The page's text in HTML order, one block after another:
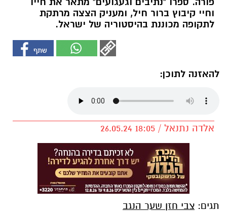
וחיי קיבוץ ברור חיל, ומעניק הצצה מרתקת
לתקופה מכוננת בהיסטוריה של ישראל.
להאזנה לתוכן:
אלדה נתנאל / 18:05 26.05.24
תגים: צבי חזן שער הנגב